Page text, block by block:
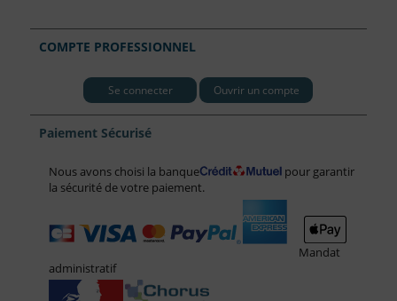
COMPTE PROFESSIONNEL
Se connecter Ouvrir un compte
Paiement Sécurisé
Nous avons choisi la banque
pour garantir
la sécurité de votre paiement.
Mandat
administratif